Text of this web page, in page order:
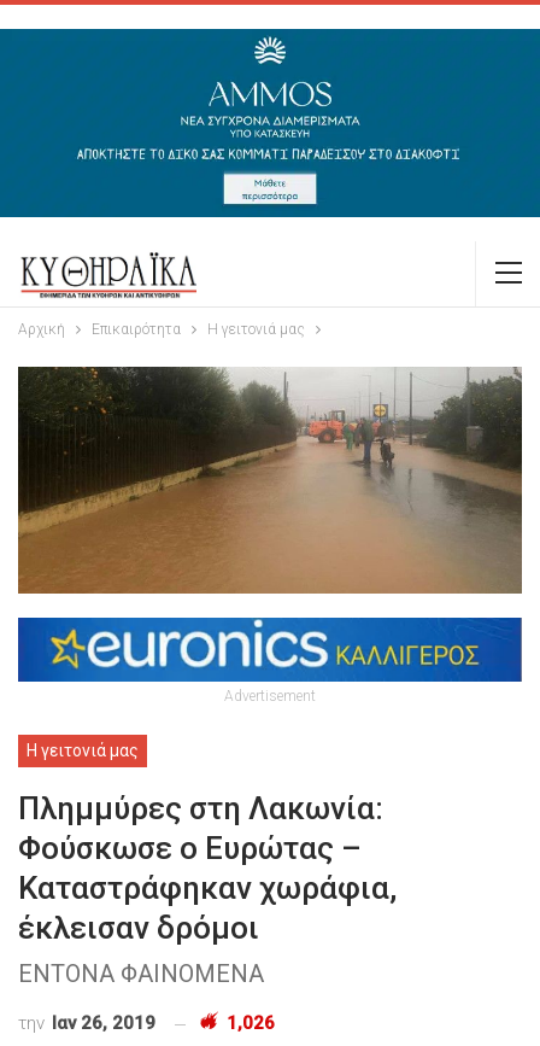
Αρχική Επικαιρότητα Η γειτονιά μας
Advertisement
Η γειτονιά μας
Πλημμύρες στη Λακωνία:
Φούσκωσε ο Ευρώτας –
Καταστράφηκαν χωράφια,
έκλεισαν δρόμοι
ΕΝΤΟΝΑ ΦΑΙΝΟΜΕΝΑ
την Ιαν 26, 2019 1,026